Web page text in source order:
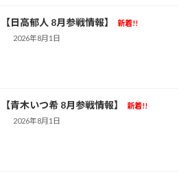
【日高郁人 8月参戦情報】
新着!!
2026年8月1日
【青木いつ希 8月参戦情報】
新着!!
2026年8月1日